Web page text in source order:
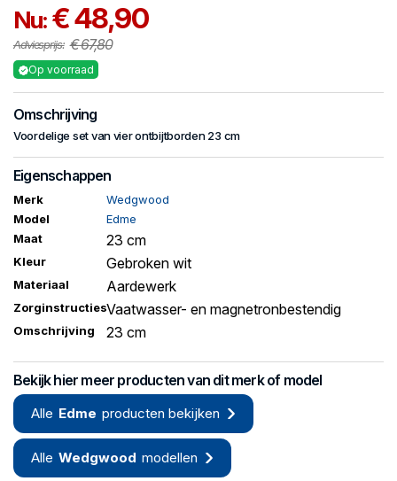
Nu:€ 48,90
Adviesprijs: € 67,80
Op voorraad
Omschrijving
Voordelige set van vier ontbijtborden 23 cm
Eigenschappen
Merk
Wedgwood
Model
Edme
Maat
23 cm
Kleur Gebroken wit
Materiaal Aardewerk
ZorginstructiesVaatwasser- en magnetronbestendig
Omschrijving 23 cm
Bekijk hier meer producten van dit merk of model
Alle Edme producten bekijken
Alle Wedgwood modellen